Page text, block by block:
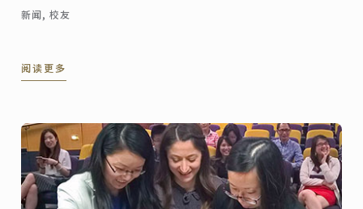
新闻, 校友
阅读更多